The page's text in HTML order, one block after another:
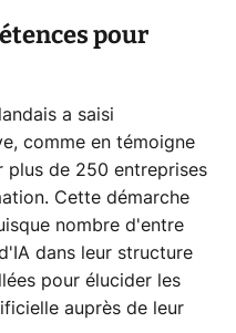
pour
a saisi
comme en témoigne
plus de 250 entreprises
Cette démarche
nombre d'entre
dans leur structure
pour élucider les
auprès de leur